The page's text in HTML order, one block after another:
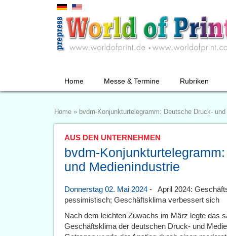
Home Messe & Termine Rubriken
Home » bvdm-Konjunkturtelegramm: Deutsche Druck-
AUS DEN UNTERNEHMEN
bvdm-
und Medienindustrie
Donnerstag 02. Mai 2024 - April 2024:
pessimistisch; Geschäftsklima verbessert sich
Nach dem leichten Zuwachs im März legte das
Geschäftsklima der deutschen Druck- und